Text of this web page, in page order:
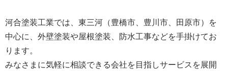
河合塗装工業では、東三河（豊橋市、豊川市、田原市）を
中心に、外壁塗装や屋根塗装、防水工事などを手掛けてお
ります。
みなさまに気軽に相談できる会社を目指しサービスを展開